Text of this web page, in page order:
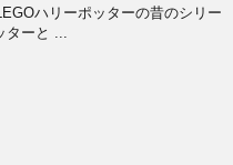
ハリーポッターの昔のシリー
ターと ...